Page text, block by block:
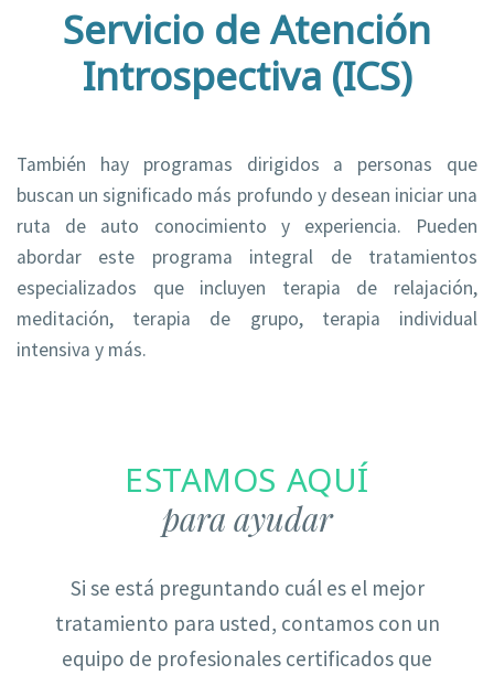
Servicio de Atención
Introspectiva (ICS)
También hay programas dirigidos a personas que
buscan un significado más profundo y desean iniciar una
ruta de auto conocimiento y experiencia. Pueden
abordar este programa integral de tratamientos
especializados que incluyen terapia de relajación,
meditación, terapia de grupo, terapia individual
intensiva y más.
ESTAMOS AQUÍ
para ayudar
Si se está preguntando cuál es el mejor
tratamiento para usted, contamos con un
equipo de profesionales certificados que